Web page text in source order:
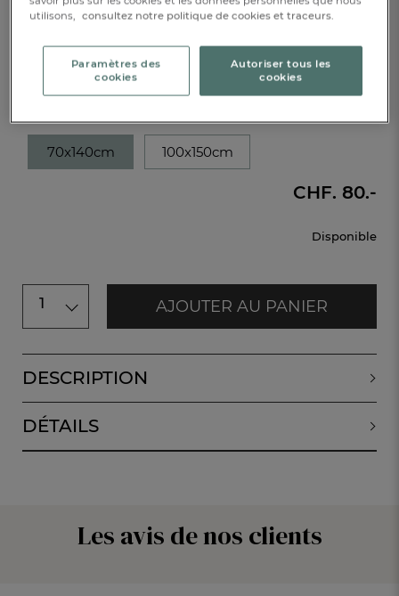
BE
CH
Turquoise
Caractéristique :
70x140cm 100x150cm
Disponible
CHF. 80.-
1 AJOUTER AU PANIER
DESCRIPTION
DÉTAILS
Les avis de nos clients
utilisons, consultez notre politique de cookies et traceurs.
Paramètres des
cookies
Autoriser tous les
cookies